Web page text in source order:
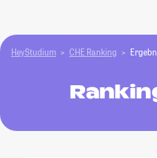
HeyStudium CHE Ranking